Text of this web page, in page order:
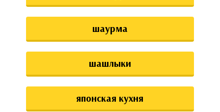
шаурма
шашлыки
японская кухня